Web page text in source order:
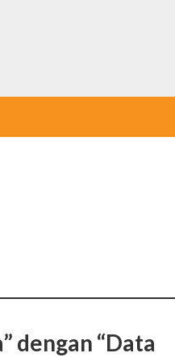
dengan “Data